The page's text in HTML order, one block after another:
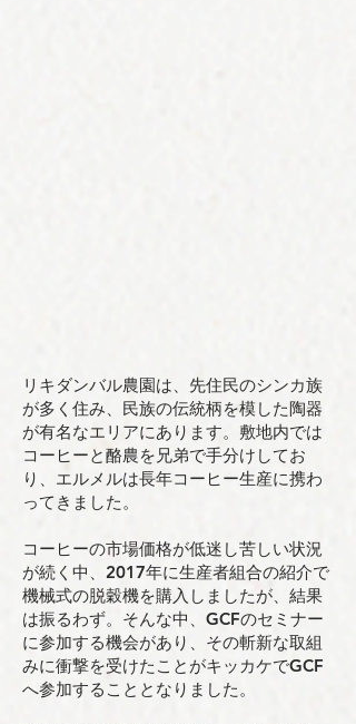
リキダンバル農園は、先住⺠のシンカ族
が多く住み、⺠族の伝統柄を模した陶器
が有名なエリアにあります。敷地内では
コーヒーと酪農を兄弟で⼿分けしてお
り、エルメルは⻑年コーヒー⽣産に携わ
ってきました。
コーヒーの市場価格が低迷し苦しい状況
が続く中、2017年に⽣産者組合の紹介で
機械式の脱穀機を購⼊しましたが、結果
は振るわず。そんな中、GCFのセミナー
に参加する機会があり、その斬新な取組
みに衝撃を受けたことがキッカケでGCF
へ参加することとなりました。